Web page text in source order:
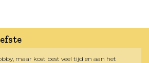
maar kost best veel tijd en aan het